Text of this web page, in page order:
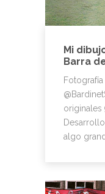
Mi
Barra
originales
algo